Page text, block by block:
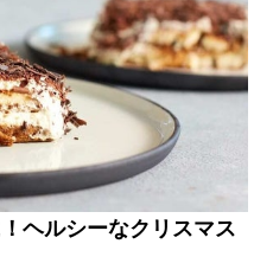
ヘルシーなクリスマス